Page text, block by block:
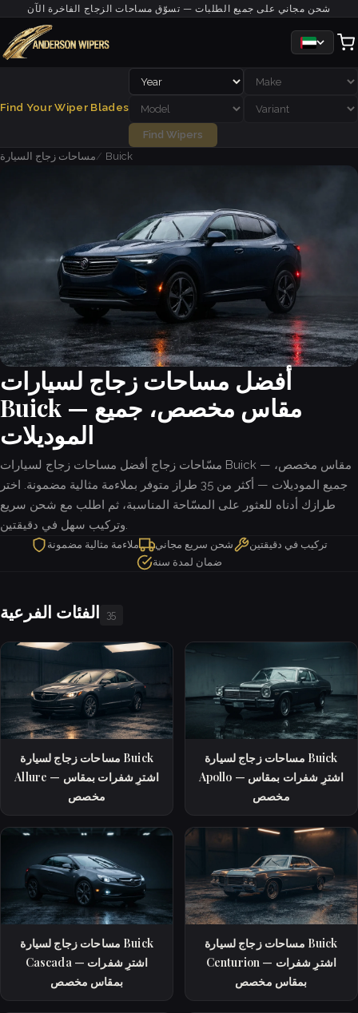
شحن مجاني على جميع الطلبات — تسوّق مساحات الزجاج الفاخرة الآن
Find Your Wiper Blades
Find Wipers
مساحات زجاج السيارة
Buick
أفضل مساحات زجاج لسيارات
Buick — مقاس مخصص، جميع
الموديلات
مسّاحات زجاج أفضل مساحات زجاج لسيارات Buick — مقاس مخصص،
جميع الموديلات — أكثر من 35 طراز متوفر بملاءمة مثالية مضمونة. اختر
طرازك أدناه للعثور على المسّاحة المناسبة، ثم اطلب مع شحن سريع
وتركيب سهل في دقيقتين.
ملاءمة مثالية مضمونة شحن سريع مجاني
تركيب في دقيقتين
ضمان لمدة سنة
الفئات الفرعية 35
مساحات زجاج لسيارة Buick
Allure — اشترِ شفرات بمقاس
مخصص
مساحات زجاج لسيارة Buick
Apollo — اشترِ شفرات بمقاس
مخصص
مساحات زجاج لسيارة Buick
Cascada — اشترِ شفرات
بمقاس مخصص
مساحات زجاج لسيارة Buick
Centurion — اشترِ شفرات
بمقاس مخصص